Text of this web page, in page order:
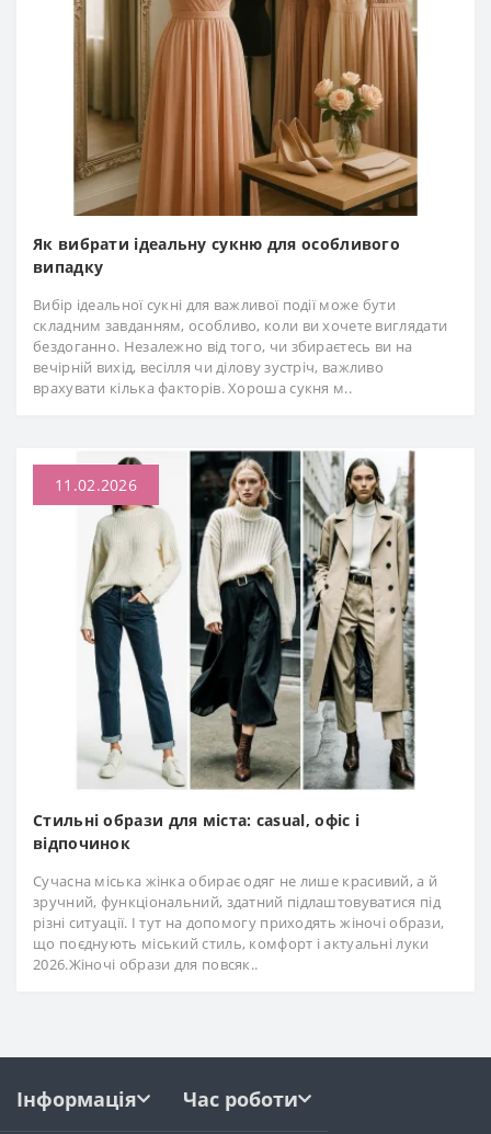
Як вибрати ідеальну сукню для особливого
випадку
Вибір ідеальної сукні для важливої події може бути
складним завданням, особливо, коли ви хочете виглядати
бездоганно. Незалежно від того, чи збираєтесь ви на
вечірній вихід, весілля чи ділову зустріч, важливо
врахувати кілька факторів. Хороша сукня м..
11.02.2026
Стильні образи для міста: casual, офіс і
відпочинок
Сучасна міська жінка обирає одяг не лише красивий, а й
зручний, функціональний, здатний підлаштовуватися під
різні ситуації. І тут на допомогу приходять жіночі образи,
що поєднують міський стиль, комфорт і актуальні луки
2026.Жіночі образи для повсяк..
Інформація Час роботи